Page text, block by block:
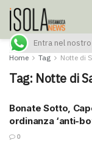
Home Tag Notte di
Tag: Notte di
Bonate Sotto,
ordinanza ‘anti-
0
Entra nel